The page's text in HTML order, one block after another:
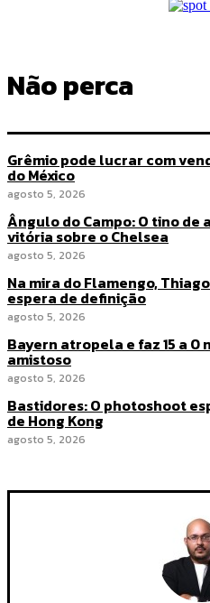
Não perca
Grêmio pode lucrar com
do México
agosto 5, 2026
Ângulo do Campo: O tino
vitória sobre o Chelsea
agosto 5, 2026
Na mira do Flamengo,
espera de definição
agosto 5, 2026
Bayern atropela e faz 15 a 0
amistoso
agosto 5, 2026
Bastidores: O photoshoot
de Hong Kong
agosto 5, 2026